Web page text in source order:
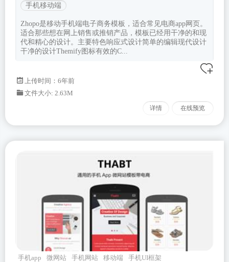
手机移动端
Zhopo是移动手机端电子商务模板，适合常见电商app网页。
适合那些想在网上销售或推销产品，模板已经用干净的和现
代和精心的设计。主要特色响应式设计简单的编辑现代设计
干净的设计Themify图标有效的C...
上传时间：6年前
文件大小: 2.63M
详情 在线预览
手机app 微网站 手机网站 移动端 手机UI框架